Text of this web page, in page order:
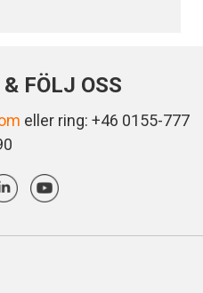
FÖLJ OSS
eller ring: +46 0155-777